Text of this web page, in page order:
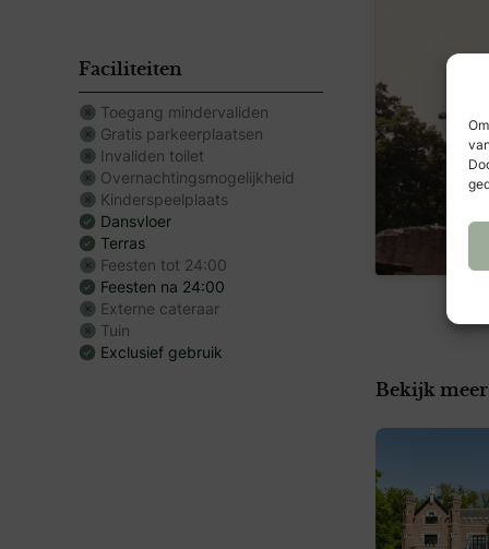
Faciliteiten
Toegang mindervaliden
Gratis parkeerplaatsen
Invaliden toilet
Overnachtingsmogelijkheid
Kinderspeelplaats
Dansvloer
Terras
Feesten tot 24:00
Feesten na 24:00
Externe cateraar
Tuin
Exclusief gebruik
Bekijk meer